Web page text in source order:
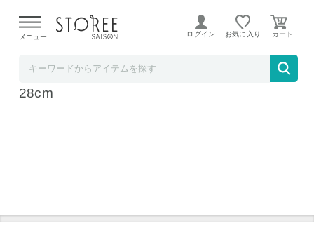
よる配送遅延が発生しております。
メニュー ログイン お気に入り
プレミアムドロップス IH対応 フライパン
28cm